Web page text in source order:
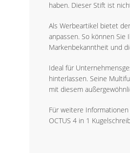
haben. Dieser Stift ist
Als Werbeartikel bietet
anpassen. So können
Markenbekanntheit und
Ideal für
hinterlassen. Seine
mit diesem
Für weitere
OCTUS 4 in 1